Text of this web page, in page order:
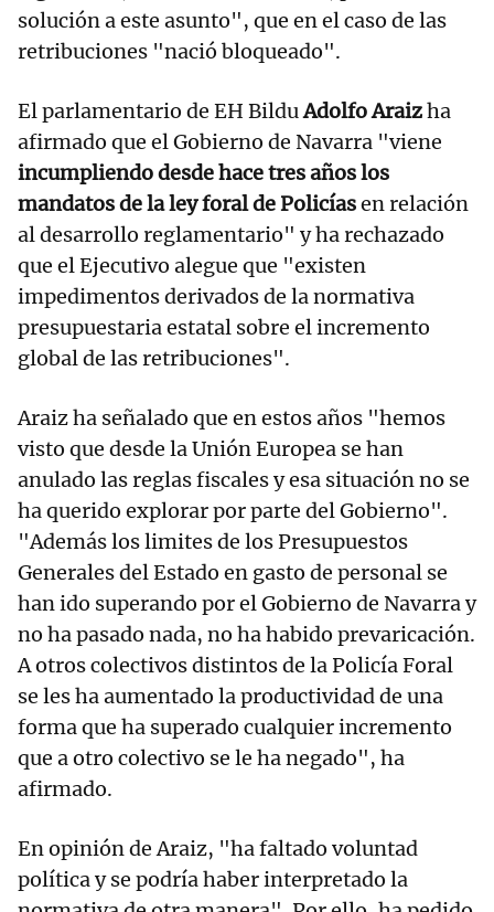
solución a este asunto", que en el caso de las
retribuciones "nació bloqueado".
El parlamentario de EH BilduAdolfo Araizha
afirmado que el Gobierno de Navarra "viene
incumpliendo desde hace tres años los
mandatos de la ley foral de Policíasen relación
al desarrollo reglamentario" y ha rechazado
que el Ejecutivo alegue que "existen
impedimentos derivados de la normativa
presupuestaria estatal sobre el incremento
global de las retribuciones".
Araiz ha señalado que en estos años "hemos
visto que desde la Unión Europea se han
anulado las reglas fiscales y esa situación no se
ha querido explorar por parte del Gobierno".
"Además los limites de los Presupuestos
Generales del Estado en gasto de personal se
han ido superando por el Gobierno de Navarra y
no ha pasado nada, no ha habido prevaricación.
A otros colectivos distintos de la Policía Foral
se les ha aumentado la productividad de una
forma que ha superado cualquier incremento
que a otro colectivo se le ha negado", ha
afirmado.
En opinión de Araiz, "ha faltado voluntad
política y se podría haber interpretado la